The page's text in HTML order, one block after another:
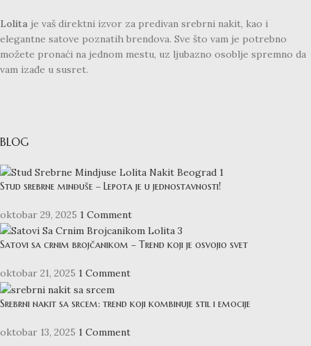
Lolita je vaš direktni izvor za predivan srebrni nakit, kao i
elegantne satove poznatih brendova. Sve što vam je potrebno
možete pronaći na jednom mestu, uz ljubazno osoblje spremno da
vam izađe u susret.
BLOG
Stud srebrne minđuše – Lepota je u jednostavnosti!
oktobar 29, 2025 1 Comment
Satovi sa crnim brojčanikom – Trend koji je osvojio svet
oktobar 21, 2025 1 Comment
Srebrni nakit sa srcem: trend koji kombinuje stil i emocije
oktobar 13, 2025 1 Comment